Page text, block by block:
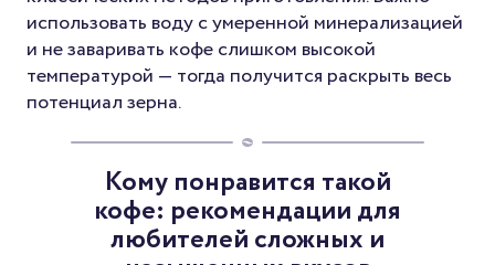
использовать воду с умеренной минерализацией
и не заваривать кофе слишком высокой
температурой — тогда получится раскрыть весь
потенциал зерна.
Кому понравится такой
кофе: рекомендации для
любителей сложных и